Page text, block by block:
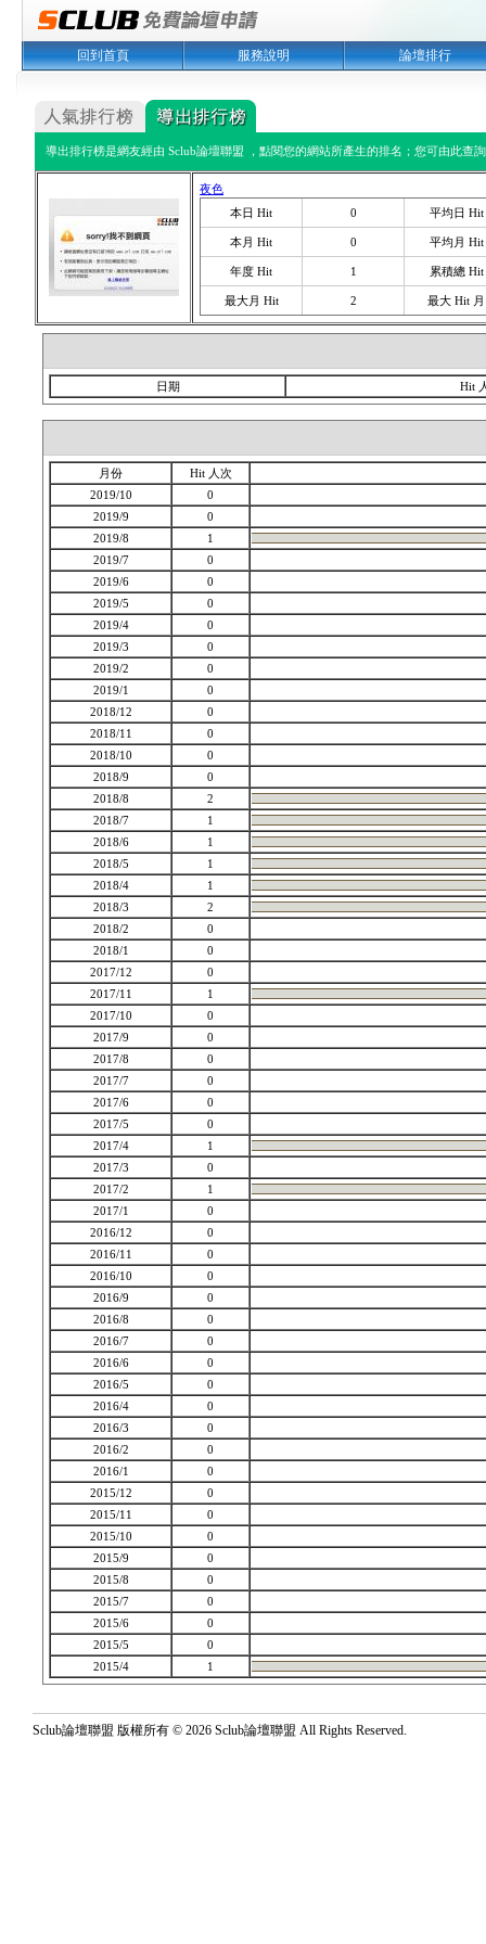
回到首頁 服務說明 論壇排行
導出排行榜是網友經由 Sclub論壇聯盟 ，點閱您的網站所產生的排名；您可由此查
夜色
本日 Hit
0 平均日 Hit
本月 Hit 0 平均月 Hit
年度 Hit 1 累積總 Hit
最大月 Hit 2 最大 Hit 月
日期 Hit
月份
Hit 人次
2019/10
0
2019/9
0
2019/8
1
2019/7
0
2019/6
0
2019/5
0
2019/4
0
2019/3
0
2019/2
0
2019/1
0
2018/12
0
2018/11
0
2018/10
0
2018/9
0
2018/8
2
2018/7
1
2018/6
1
2018/5
1
2018/4
1
2018/3
2
2018/2
0
2018/1
0
2017/12
0
2017/11
1
2017/10
0
2017/9
0
2017/8
0
2017/7
0
2017/6
0
2017/5
0
2017/4
1
2017/3
0
2017/2
1
2017/1
0
2016/12
0
2016/11
0
2016/10
0
2016/9
0
2016/8
0
2016/7
0
2016/6
0
2016/5
0
2016/4
0
2016/3
0
2016/2
0
2016/1
0
2015/12
0
2015/11
0
2015/10
0
2015/9
0
2015/8
0
2015/7
0
2015/6
0
2015/5
0
2015/4
1
Sclub論壇聯盟 版權所有 © 2026 Sclub論壇聯盟 All Rights Reserved.